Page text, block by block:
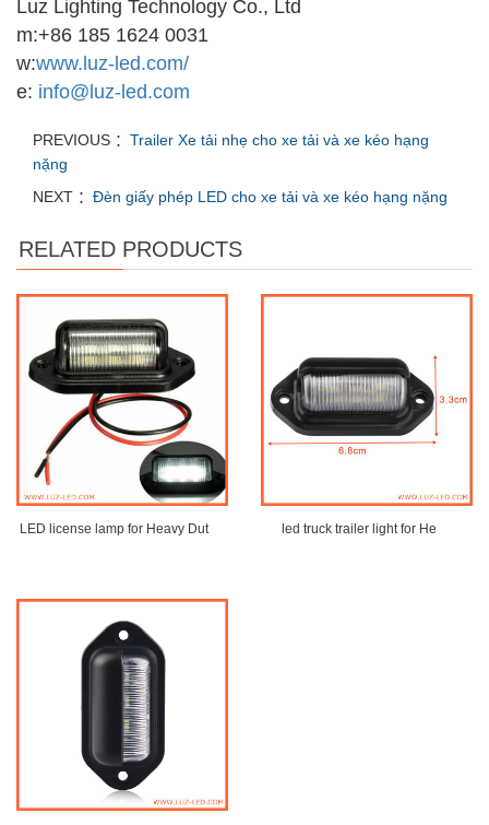
Luz Lighting Technology Co., Ltd
m:+86 185 1624 0031
w:www.luz-led.com/
e: info@luz-led.com
PREVIOUS ： Trailer Xe tải nhẹ cho xe tải và xe kéo hạng
nặng
NEXT ： Đèn giấy phép LED cho xe tải và xe kéo hạng nặng
RELATED PRODUCTS
LED license lamp for Heavy Dut led truck trailer light for He